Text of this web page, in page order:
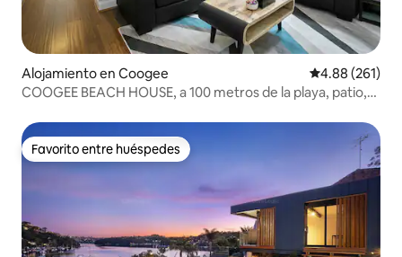
Alojamiento en Coogee Calificación
4.88 (261)
COOGEE BEACH HOUSE, a 100 metros de la playa, patio,
Favorito entre huéspedes
Favorito entre huéspedes